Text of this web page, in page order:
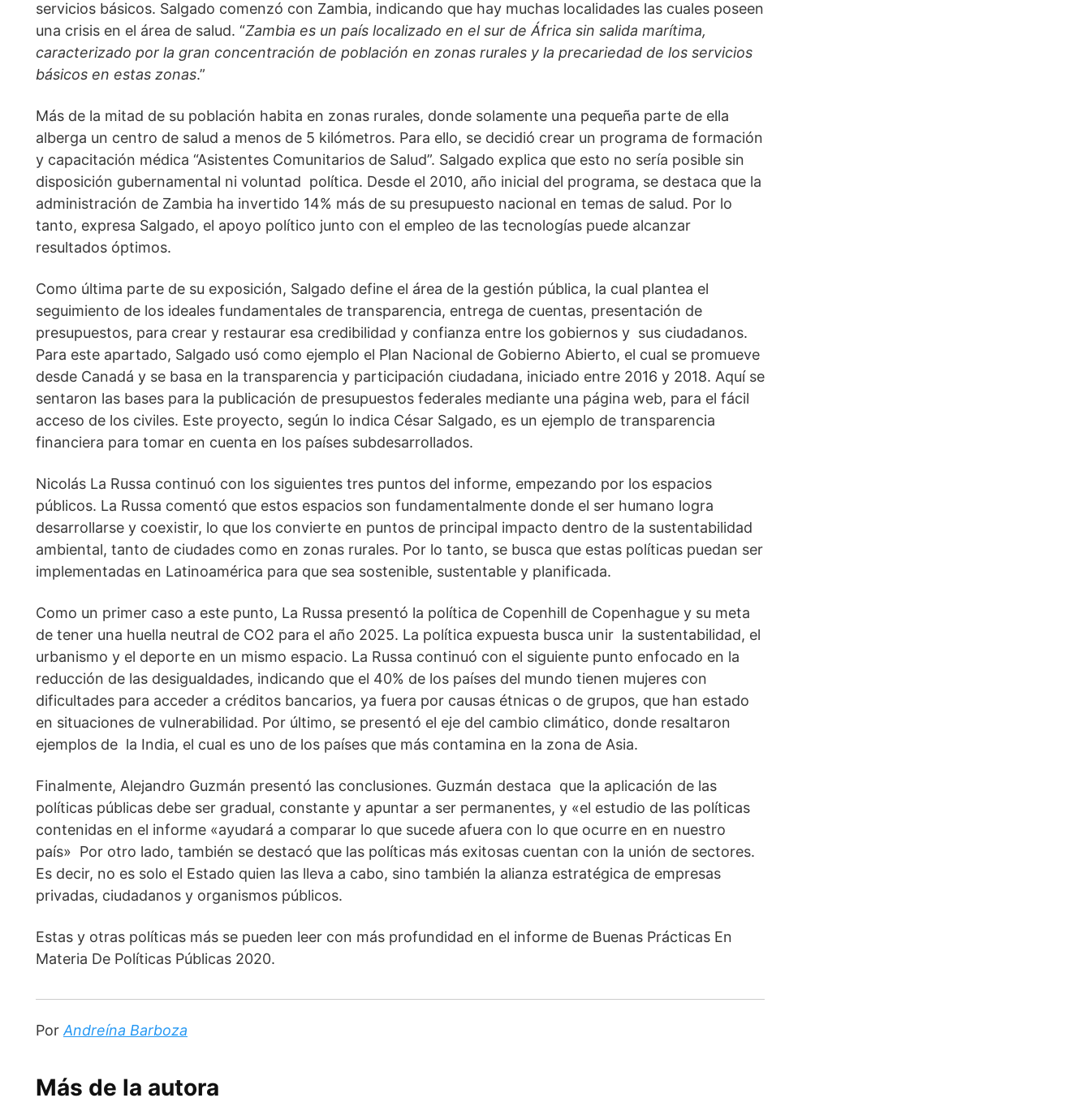
servicios básicos. Salgado comenzó con Zambia, indicando que hay muchas localidades las cuales poseen
una crisis en el área de salud. “Zambia es un país localizado en el sur de África sin salida marítima,
caracterizado por la gran concentración de población en zonas rurales y la precariedad de los servicios
básicos en estas zonas.”
Más de la mitad de su población habita en zonas rurales, donde solamente una pequeña parte de ella
alberga un centro de salud a menos de 5 kilómetros. Para ello, se decidió crear un programa de formación
y capacitación médica “Asistentes Comunitarios de Salud”. Salgado explica que esto no sería posible sin
disposición gubernamental ni voluntad  política. Desde el 2010, año inicial del programa, se destaca que la
administración de Zambia ha invertido 14% más de su presupuesto nacional en temas de salud. Por lo
tanto, expresa Salgado, el apoyo político junto con el empleo de las tecnologías puede alcanzar
resultados óptimos.
Como última parte de su exposición, Salgado define el área de la gestión pública, la cual plantea el
seguimiento de los ideales fundamentales de transparencia, entrega de cuentas, presentación de
presupuestos, para crear y restaurar esa credibilidad y confianza entre los gobiernos y  sus ciudadanos.
Para este apartado, Salgado usó como ejemplo el Plan Nacional de Gobierno Abierto, el cual se promueve
desde Canadá y se basa en la transparencia y participación ciudadana, iniciado entre 2016 y 2018. Aquí se
sentaron las bases para la publicación de presupuestos federales mediante una página web, para el fácil
acceso de los civiles. Este proyecto, según lo indica César Salgado, es un ejemplo de transparencia
financiera para tomar en cuenta en los países subdesarrollados.
Nicolás La Russa continuó con los siguientes tres puntos del informe, empezando por los espacios
públicos. La Russa comentó que estos espacios son fundamentalmente donde el ser humano logra
desarrollarse y coexistir, lo que los convierte en puntos de principal impacto dentro de la sustentabilidad
ambiental, tanto de ciudades como en zonas rurales. Por lo tanto, se busca que estas políticas puedan ser
implementadas en Latinoamérica para que sea sostenible, sustentable y planificada.
Como un primer caso a este punto, La Russa presentó la política de Copenhill de Copenhague y su meta
de tener una huella neutral de CO2 para el año 2025. La política expuesta busca unir  la sustentabilidad, el
urbanismo y el deporte en un mismo espacio. La Russa continuó con el siguiente punto enfocado en la
reducción de las desigualdades, indicando que el 40% de los países del mundo tienen mujeres con
dificultades para acceder a créditos bancarios, ya fuera por causas étnicas o de grupos, que han estado
en situaciones de vulnerabilidad. Por último, se presentó el eje del cambio climático, donde resaltaron
ejemplos de  la India, el cual es uno de los países que más contamina en la zona de Asia.
Finalmente, Alejandro Guzmán presentó las conclusiones. Guzmán destaca  que la aplicación de las
políticas públicas debe ser gradual, constante y apuntar a ser permanentes, y «el estudio de las políticas
contenidas en el informe «ayudará a comparar lo que sucede afuera con lo que ocurre en en nuestro
país»  Por otro lado, también se destacó que las políticas más exitosas cuentan con la unión de sectores.
Es decir, no es solo el Estado quien las lleva a cabo, sino también la alianza estratégica de empresas
privadas, ciudadanos y organismos públicos.
Estas y otras políticas más se pueden leer con más profundidad en el informe de Buenas Prácticas En
Materia De Políticas Públicas 2020.
Por Andreína Barboza
Más de la autora